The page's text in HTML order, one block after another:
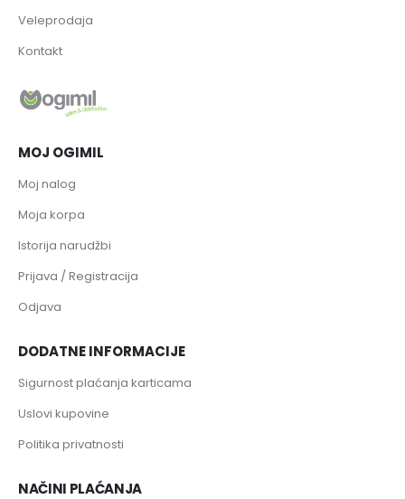
Veleprodaja
Kontakt
MOJ OGIMIL
Moj nalog
Moja korpa
Istorija narudžbi
Prijava / Registracija
Odjava
DODATNE INFORMACIJE
Sigurnost plaćanja karticama
Uslovi kupovine
Politika privatnosti
NAČINI PLAĆANJA